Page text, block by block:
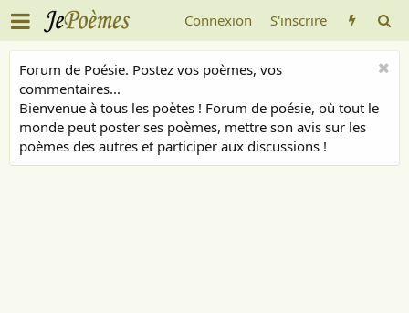
Connexion S'inscrire
Forum de Poésie. Postez vos poèmes, vos
commentaires...
Bienvenue à tous les poètes ! Forum de poésie, où tout le
monde peut poster ses poèmes, mettre son avis sur les
poèmes des autres et participer aux discussions !